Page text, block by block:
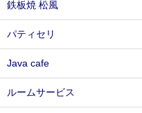
鉄板焼 松風
パティセリ
Java cafe
ルームサービス